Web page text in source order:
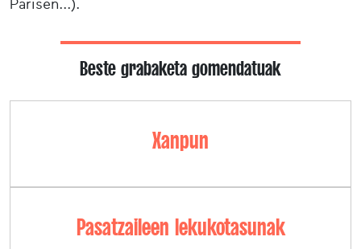
Parisen...).
Beste grabaketa gomendatuak
Xanpun
Pasatzaileen lekukotasunak